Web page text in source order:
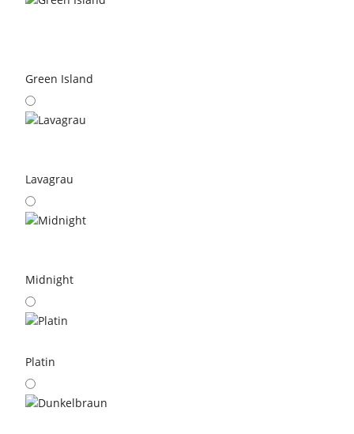
Green Island
Lavagrau
Midnight
Platin